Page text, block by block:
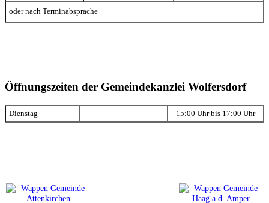
oder nach Terminabsprache
Öffnungszeiten der Gemeindekanzlei Wolfersdorf
Dienstag --- 15:00 Uhr bis 17:00 Uhr